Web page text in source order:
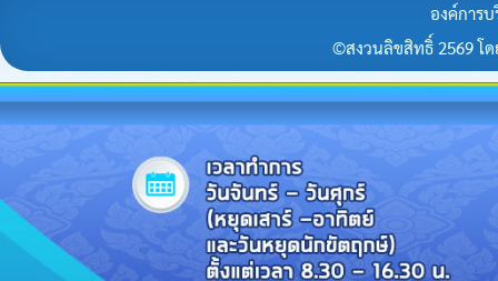
องค์การ
©สงวนลิขสิทธิ์ 2569 โ